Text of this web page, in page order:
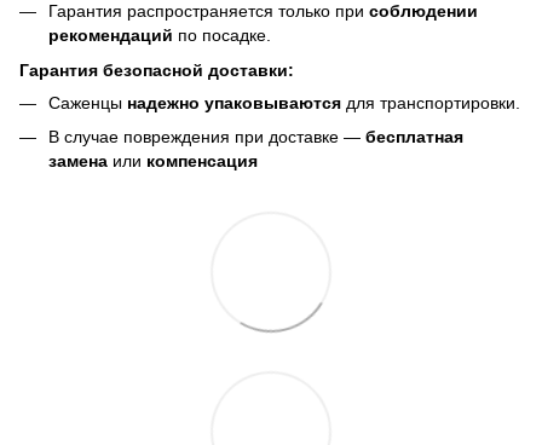
Гарантия распространяется только при соблюдении
рекомендаций по посадке.
Гарантия безопасной доставки:
Саженцы надежно упаковываются для транспортировки.
В случае повреждения при доставке — бесплатная
замена или компенсация